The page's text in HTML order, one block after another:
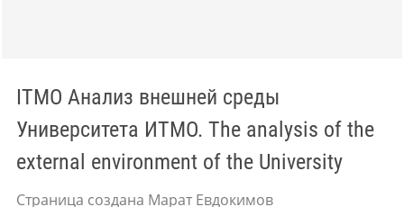
ITMO Анализ внешней среды
Университета ИТМО. The analysis of the
external environment of the University
Страница создана Марат Евдокимов